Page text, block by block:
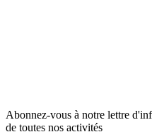
Abonnez-vous à notre lettre
de toutes nos activités